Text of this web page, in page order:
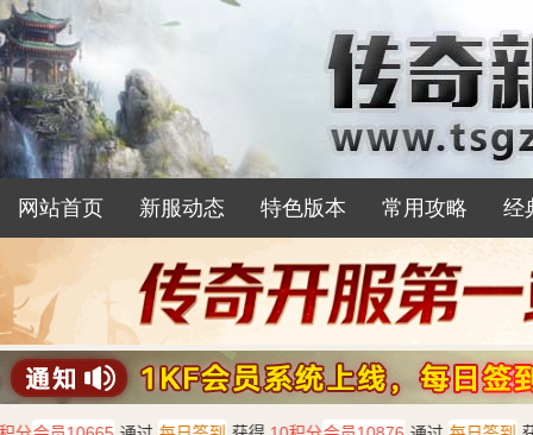
网站首页 新服动态 特色版本 常用攻略 经